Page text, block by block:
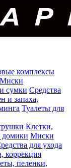
комплексы
Миски
сумки Средства
и запаха,
Туалеты для
Клетки,
Миски
для ухода
коррекция
пеленки,